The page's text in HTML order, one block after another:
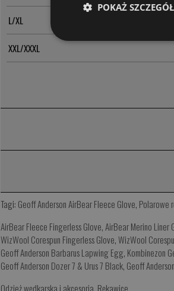
L/XL
XXL/XXXL
Tagi: Geoff Anderson AirBear Fleece Glove, Polarowe
AirBear Fleece Fingerless Glove,AirBear Merino Liner
WizWool Corespun Fingerless Glove,WizWool
Geoff Anderson Barbarus Lapwing Egg, Kombinezon
Geoff Anderson Dozer 7 & Urus 7 Black, Geoff
Odzież wędkarska i akcesoria, Rękawice
POKAŻ